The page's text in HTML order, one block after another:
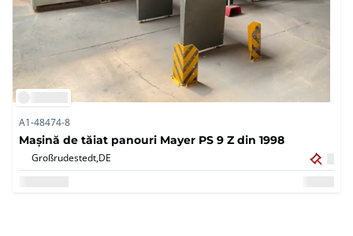
A1-48474-8
Mașină de tăiat panouri Mayer PS 9 Z din 1998
Großrudestedt,DE